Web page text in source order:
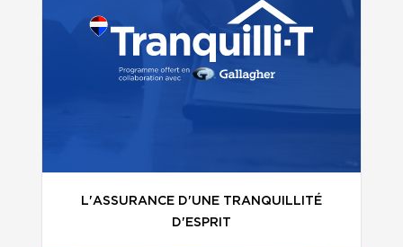
L'ASSURANCE D'UNE TRANQUILLITÉ
D'ESPRIT